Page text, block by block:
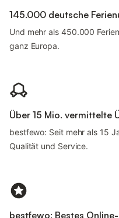
145.000 deutsche
Und mehr als 450.000
ganz Europa.
Über 15 Mio. vermittelte
bestfewo: Seit mehr als 15
Qualität und Service.
bestfewo: Bestes